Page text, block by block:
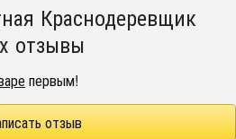
Краснодеревщик
отзывы
первым!
отзыв